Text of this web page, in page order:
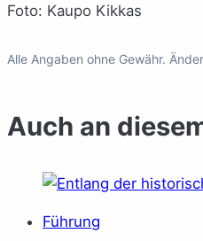
Foto: Kaupo Kikkas
Alle Angaben ohne Gewähr.
Auch an
Führung